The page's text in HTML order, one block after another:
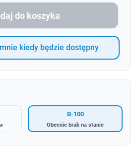
do koszyka
kiedy będzie dostępny
B-100
Obecnie brak na stanie